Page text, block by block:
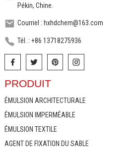
Pékin, Chine.
Courriel : hxhdchem@163.com
Tél. : +86 13718275936
PRODUIT
ÉMULSION ARCHITECTURALE
ÉMULSION IMPERMÉABLE
ÉMULSION TEXTILE
AGENT DE FIXATION DU SABLE